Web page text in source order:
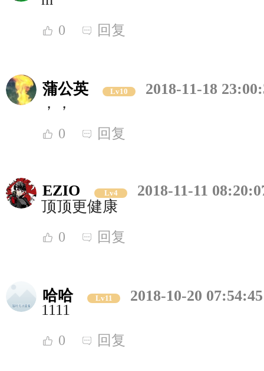
0 回复
蒲公英 Lv10
2018-11-18
，，
0 回复
EZIO Lv4
2018-11-11
顶顶更健康
0 回复
哈哈 Lv11
2018-10-20 07:54:45
1111
0 回复